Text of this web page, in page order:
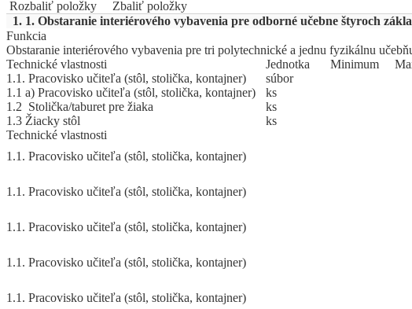
Rozbaliť položky
Zbaliť položky
1. 1. Obstaranie interiérového vybavenia pre odborné učebne štyroch
Funkcia
Obstaranie interiérového vybavenia pre tri polytechnické a jednu fyzikálnu
Technické vlastnosti
Jed­not­ka Mi­ni­mum Ma
1.1. Pracovisko učiteľa (stôl, stolička, kontajner)
súbor
1.1 a) Pracovisko učiteľa (stôl, stolička, kontajner)
ks
1.2 Stolička/taburet pre žiaka
ks
1.3 Žiacky stôl
ks
Technické vlastnosti
1.1. Pracovisko učiteľa (stôl, stolička, kontajner)
1.1. Pracovisko učiteľa (stôl, stolička, kontajner)
1.1. Pracovisko učiteľa (stôl, stolička, kontajner)
1.1. Pracovisko učiteľa (stôl, stolička, kontajner)
1.1. Pracovisko učiteľa (stôl, stolička, kontajner)